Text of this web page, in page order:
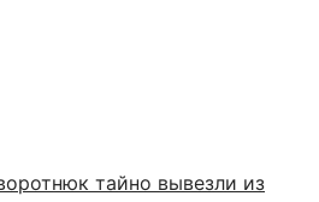
тайно вывезли из